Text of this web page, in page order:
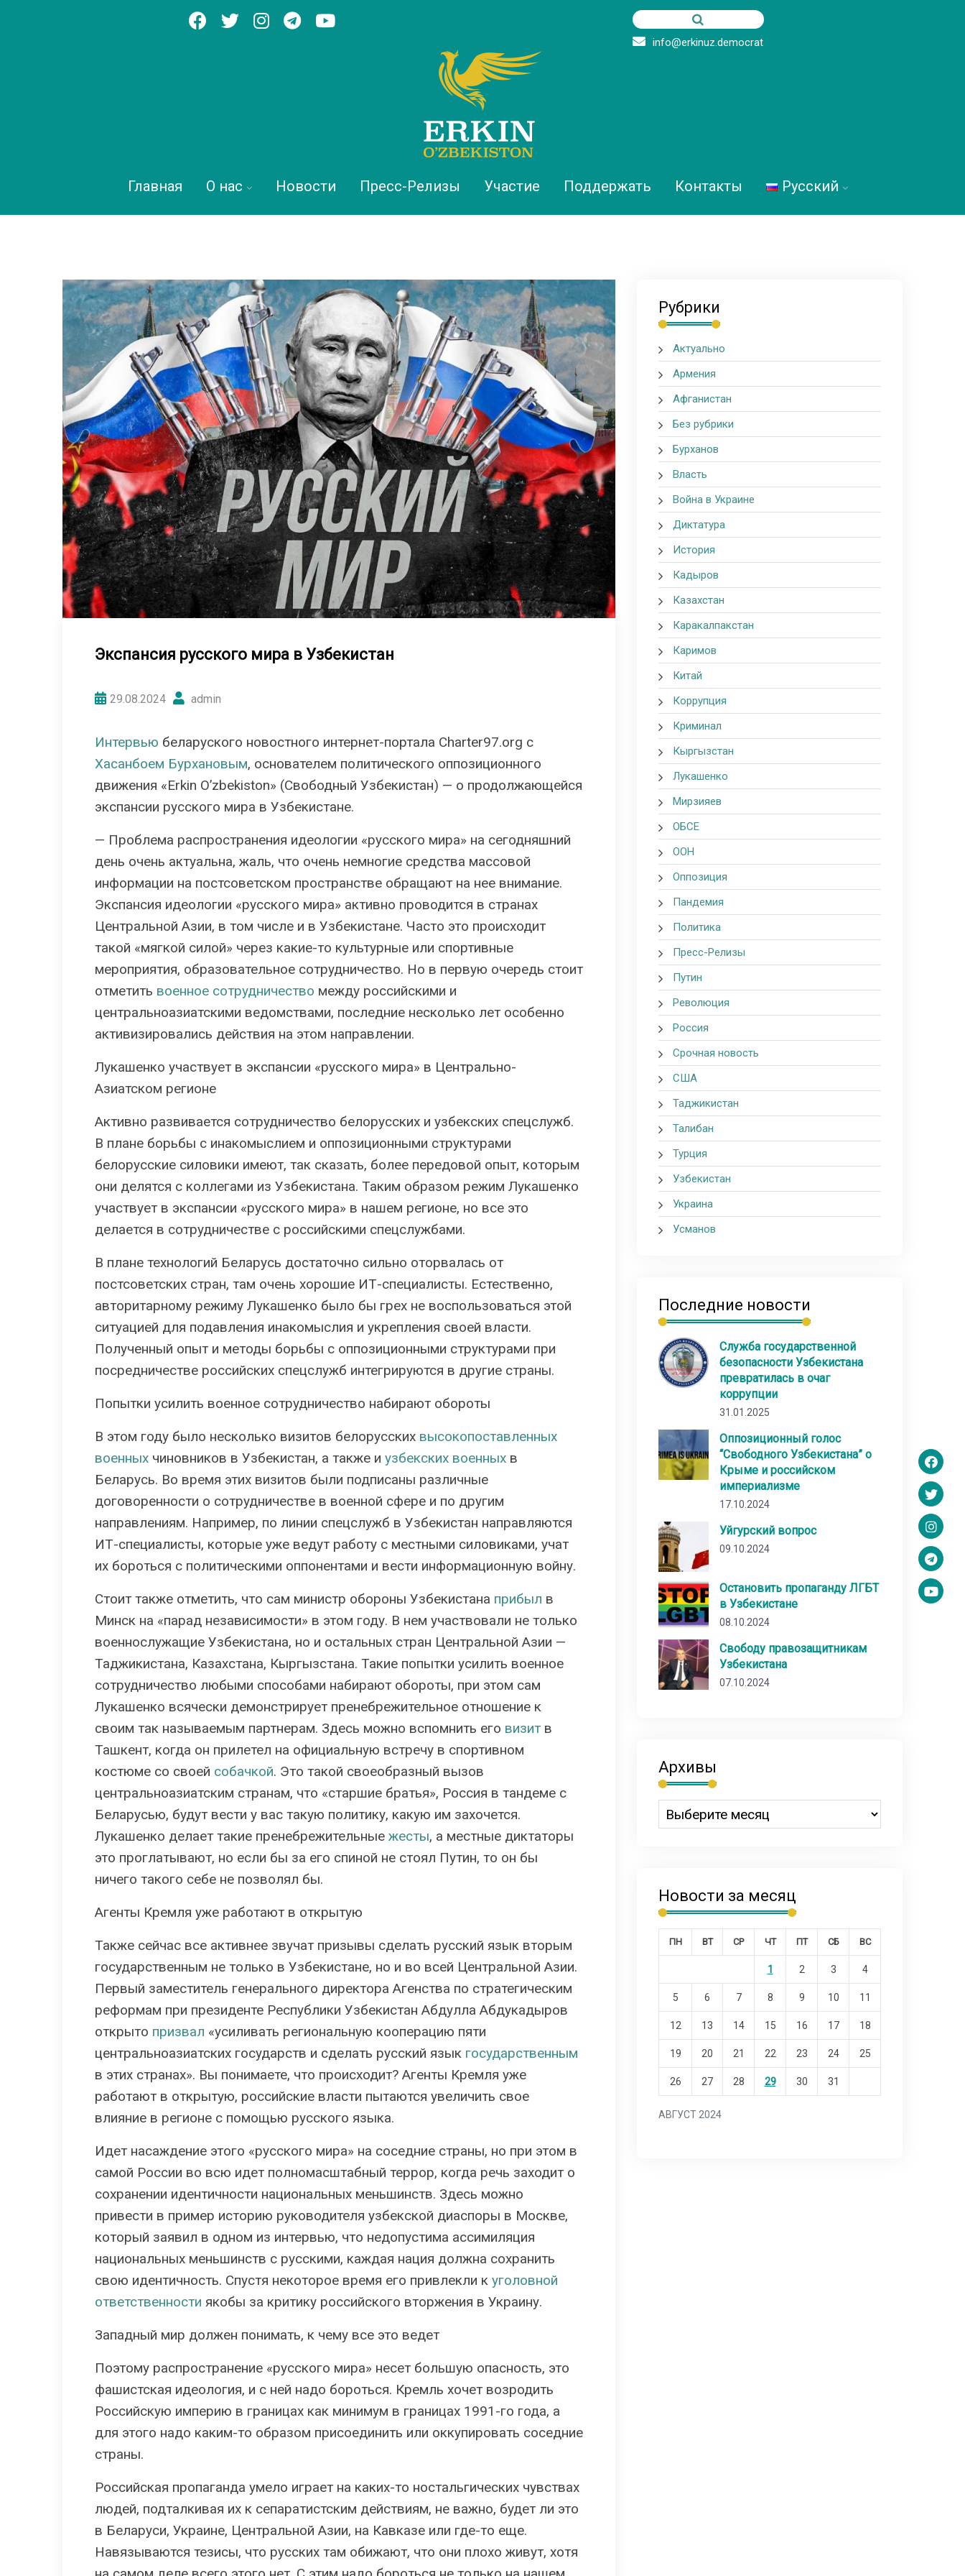
info@erkinuz.democrat
Главная О нас Новости Пресс-Релизы Участие Поддержать Контакты Русский
Экспансия русского мира в Узбекистан
29.08.2024 admin
Интервью беларуского новостного интернет-портала Charter97.org с
Хасанбоем Бурхановым, основателем политического оппозиционного
движения «Erkin O’zbekiston» (Свободный Узбекистан) — о продолжающейся
экспансии русского мира в Узбекистане.
— Проблема распространения идеологии «русского мира» на сегодняшний
день очень актуальна, жаль, что очень немногие средства массовой
информации на постсоветском пространстве обращают на нее внимание.
Экспансия идеологии «русского мира» активно проводится в странах
Центральной Азии, в том числе и в Узбекистане. Часто это происходит
такой «мягкой силой» через какие-то культурные или спортивные
мероприятия, образовательное сотрудничество. Но в первую очередь стоит
отметить военное сотрудничество между российскими и
центральноазиатскими ведомствами, последние несколько лет особенно
активизировались действия на этом направлении.
Лукашенко участвует в экспансии «русского мира» в Центрально-
Азиатском регионе
Активно развивается сотрудничество белорусских и узбекских спецслужб.
В плане борьбы с инакомыслием и оппозиционными структурами
белорусские силовики имеют, так сказать, более передовой опыт, которым
они делятся с коллегами из Узбекистана. Таким образом режим Лукашенко
участвует в экспансии «русского мира» в нашем регионе, но все это
делается в сотрудничестве с российскими спецслужбами.
В плане технологий Беларусь достаточно сильно оторвалась от
постсоветских стран, там очень хорошие ИТ-специалисты. Естественно,
авторитарному режиму Лукашенко было бы грех не воспользоваться этой
ситуацией для подавления инакомыслия и укрепления своей власти.
Полученный опыт и методы борьбы с оппозиционными структурами при
посредничестве российских спецслужб интегрируются в другие страны.
Попытки усилить военное сотрудничество набирают обороты
В этом году было несколько визитов белорусских высокопоставленных
военных чиновников в Узбекистан, а также и узбекских военных в
Беларусь. Во время этих визитов были подписаны различные
договоренности о сотрудничестве в военной сфере и по другим
направлениям. Например, по линии спецслужб в Узбекистан направляются
ИТ-специалисты, которые уже ведут работу с местными силовиками, учат
их бороться с политическими оппонентами и вести информационную войну.
Стоит также отметить, что сам министр обороны Узбекистана прибыл в
Минск на «парад независимости» в этом году. В нем участвовали не только
военнослужащие Узбекистана, но и остальных стран Центральной Азии —
Таджикистана, Казахстана, Кыргызстана. Такие попытки усилить военное
сотрудничество любыми способами набирают обороты, при этом сам
Лукашенко всячески демонстрирует пренебрежительное отношение к
своим так называемым партнерам. Здесь можно вспомнить его визит в
Ташкент, когда он прилетел на официальную встречу в спортивном
костюме со своей собачкой. Это такой своеобразный вызов
центральноазиатским странам, что «старшие братья», Россия в тандеме с
Беларусью, будут вести у вас такую политику, какую им захочется.
Лукашенко делает такие пренебрежительные жесты, а местные диктаторы
это проглатывают, но если бы за его спиной не стоял Путин, то он бы
ничего такого себе не позволял бы.
Агенты Кремля уже работают в открытую
Также сейчас все активнее звучат призывы сделать русский язык вторым
государственным не только в Узбекистане, но и во всей Центральной Азии.
Первый заместитель генерального директора Агенства по стратегическим
реформам при президенте Республики Узбекистан Абдулла Абдукадыров
открыто призвал «усиливать региональную кооперацию пяти
центральноазиатских государств и сделать русский язык государственным
в этих странах». Вы понимаете, что происходит? Агенты Кремля уже
работают в открытую, российские власти пытаются увеличить свое
влияние в регионе с помощью русского языка.
Идет насаждение этого «русского мира» на соседние страны, но при этом в
самой России во всю идет полномасштабный террор, когда речь заходит о
сохранении идентичности национальных меньшинств. Здесь можно
привести в пример историю руководителя узбекской диаспоры в Москве,
который заявил в одном из интервью, что недопустима ассимиляция
национальных меньшинств с русскими, каждая нация должна сохранить
свою идентичность. Спустя некоторое время его привлекли к уголовной
ответственности якобы за критику российского вторжения в Украину.
Западный мир должен понимать, к чему все это ведет
Поэтому распространение «русского мира» несет большую опасность, это
фашистская идеология, и с ней надо бороться. Кремль хочет возродить
Российскую империю в границах как минимум в границах 1991-го года, а
для этого надо каким-то образом присоединить или оккупировать соседние
страны.
Российская пропаганда умело играет на каких-то ностальгических чувствах
людей, подталкивая их к сепаратистским действиям, не важно, будет ли это
в Беларуси, Украине, Центральной Азии, на Кавказе или где-то еще.
Навязываются тезисы, что русских там обижают, что они плохо живут, хотя
Рубрики
Актуально
Армения
Афганистан
Без рубрики
Бурханов
Власть
Война в Украине
Диктатура
История
Кадыров
Казахстан
Каракалпакстан
Каримов
Китай
Коррупция
Криминал
Кыргызстан
Лукашенко
Мирзияев
ОБСЕ
ООН
Оппозиция
Пандемия
Политика
Пресс-Релизы
Путин
Революция
Россия
Срочная новость
США
Таджикистан
Талибан
Турция
Узбекистан
Украина
Усманов
Последние новости
Служба государственной
безопасности Узбекистана
превратилась в очаг
коррупции
31.01.2025
Оппозиционный голос
“Свободного Узбекистана” о
Крыме и российском
империализме
17.10.2024
Уйгурский вопрос
09.10.2024
Остановить пропаганду ЛГБТ
в Узбекистане
08.10.2024
Свободу правозащитникам
Узбекистана
07.10.2024
Архивы
Новости за месяц
АВГУСТ 2024
ПН ВТ СР ЧТ ПТ СБ ВС
1 2 3 4
5 6 7 8 9 10 11
12 13 14 15 16 17 18
19 20 21 22 23 24 25
26 27 28 29 30 31